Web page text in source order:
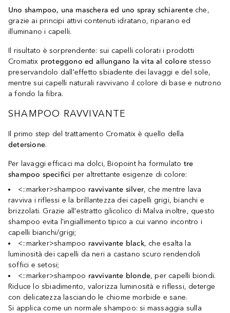
Uno shampoo, una maschera ed uno spray schiarenteche,
grazie ai principi attivi contenuti idratano, riparano ed
illuminano i capelli.
Il risultato è sorprendente: sui capelli colorati i prodotti
Cromatix proteggono ed allungano la vita al colore stesso
preservandolo dall'effetto sbiadente dei lavaggi e del sole,
mentre sui capelli naturali ravvivano il colore di base e nutrono
a fondo la fibra.
SHAMPOO RAVVIVANTE
Il primo step del trattamento Cromatix è quello della
detersione.
Per lavaggi efficaci ma dolci, Biopoint ha formulato tre
shampoo specifici per altrettante esigenze di colore:
<::marker>shampoo ravvivante silver, che mentre lava
ravviva i riflessi e la brillantezza dei capelli grigi, bianchi e
brizzolati. Grazie all'estratto glicolico di Malva inoltre, questo
shampoo evita l'ingiallimento tipico a cui vanno incontro i
capelli bianchi/grigi;
<::marker>shampoo ravvivante black, che esalta la
luminosità dei capelli da neri a castano scuro rendendoli
soffici e setosi;
<::marker>shampoo ravvivante blonde, per capelli biondi.
Riduce lo sbiadimento, valorizza luminosità e riflessi, deterge
con delicatezza lasciando le chiome morbide e sane.
Si applica come un normale shampoo: si massaggia sulla